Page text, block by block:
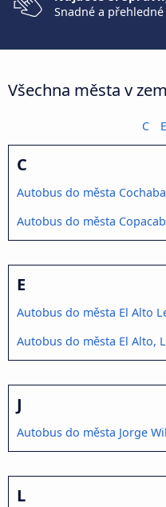
Snadné a přehledné
Všechna města v
C E
C
Autobus do města
Autobus do města
E
Autobus do města El Alto
Autobus do města El Alto, L
J
Autobus do města Jorge
L